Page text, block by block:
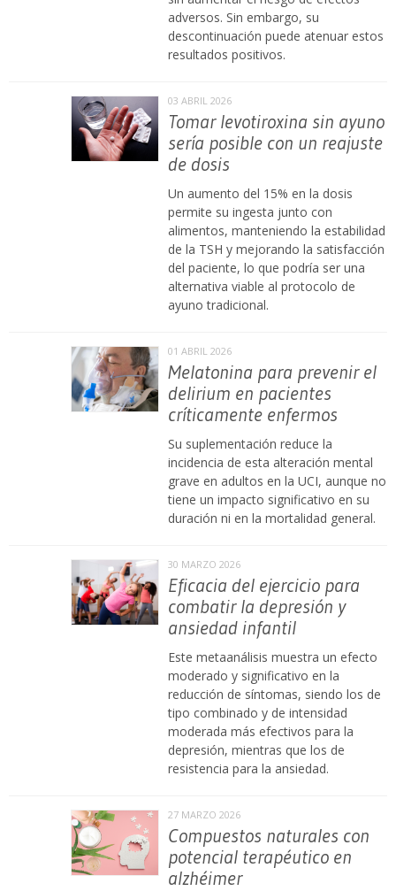
adversos. Sin embargo, su
descontinuación puede atenuar estos
resultados positivos.
03 ABRIL 2026
Tomar levotiroxina sin ayuno
sería posible con un reajuste
de dosis
Un aumento del 15% en la dosis
permite su ingesta junto con
alimentos, manteniendo la estabilidad
de la TSH y mejorando la satisfacción
del paciente, lo que podría ser una
alternativa viable al protocolo de
ayuno tradicional.
01 ABRIL 2026
Melatonina para prevenir el
delirium en pacientes
críticamente enfermos
Su suplementación reduce la
incidencia de esta alteración mental
grave en adultos en la UCI, aunque no
tiene un impacto significativo en su
duración ni en la mortalidad general.
30 MARZO 2026
Eficacia del ejercicio para
combatir la depresión y
ansiedad infantil
Este metaanálisis muestra un efecto
moderado y significativo en la
reducción de síntomas, siendo los de
tipo combinado y de intensidad
moderada más efectivos para la
depresión, mientras que los de
resistencia para la ansiedad.
27 MARZO 2026
Compuestos naturales con
potencial terapéutico en
alzhéimer